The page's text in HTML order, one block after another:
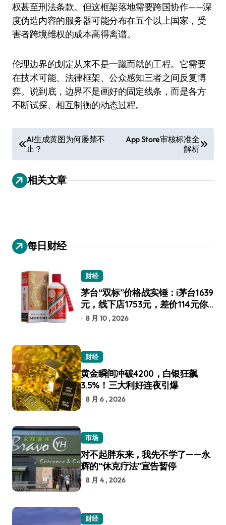
权甚至刑法条款。但这框架落地需要跨国协作——深
度伪造内容的服务器可能分布在五个以上国家，受
害者跨境维权的成本高得离谱。
伦理边界的划定从来不是一蹴而就的工程。它需要
在技术可能、法律框架、公众感知三者之间反复博
弈。说到底，边界不是画好的固定线条，而是各方
不断试探、相互制衡的动态过程。
章
导
航
AI生成黄图为何屡禁不
止？
App Store审核标准全
解析
相关文章
每日财经
财经
茅台“双标”价格战实锤：i茅台1639
元，线下店1753元，差价114元你
选谁？
8 月 10 , 2026
财经
黄金瞬间冲破4200，白银狂飙
3.5%！三大利好连夜引爆
8 月 6 , 2026
市场
对不起胖东来，我先不学了——永
辉的“休克疗法”宣告暂停
8 月 4 , 2026
财经